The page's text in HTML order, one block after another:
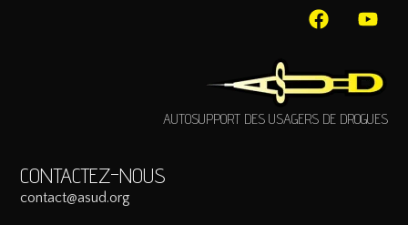
AUTOSUPPORT DES USAGERS DE DROGUES
CONTACTEZ-NOUS
contact@asud.org